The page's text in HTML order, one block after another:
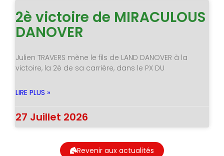
2è victoire de MIRACULOUS
DANOVER
Julien TRAVERS mène le fils de LAND DANOVER à la
victoire, la 2è de sa carrière, dans le PX DU
LIRE PLUS »
27 Juillet 2026
Revenir aux actualités